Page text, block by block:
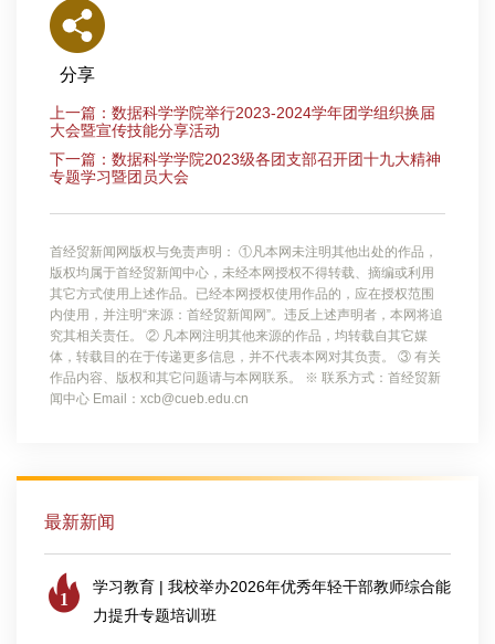
分享
上一篇：数据科学学院举行2023-2024学年团学组织换届
大会暨宣传技能分享活动
下一篇：数据科学学院2023级各团支部召开团十九大精神
专题学习暨团员大会
首经贸新闻网版权与免责声明： ①凡本网未注明其他出处的作品，
版权均属于首经贸新闻中心，未经本网授权不得转载、摘编或利用
其它方式使用上述作品。已经本网授权使用作品的，应在授权范围
内使用，并注明“来源：首经贸新闻网”。违反上述声明者，本网将追
究其相关责任。 ② 凡本网注明其他来源的作品，均转载自其它媒
体，转载目的在于传递更多信息，并不代表本网对其负责。 ③ 有关
作品内容、版权和其它问题请与本网联系。 ※ 联系方式：首经贸新
闻中心 Email：xcb@cueb.edu.cn
最新新闻
1
学习教育 | 我校举办2026年优秀年轻干部教师综合能
力提升专题培训班